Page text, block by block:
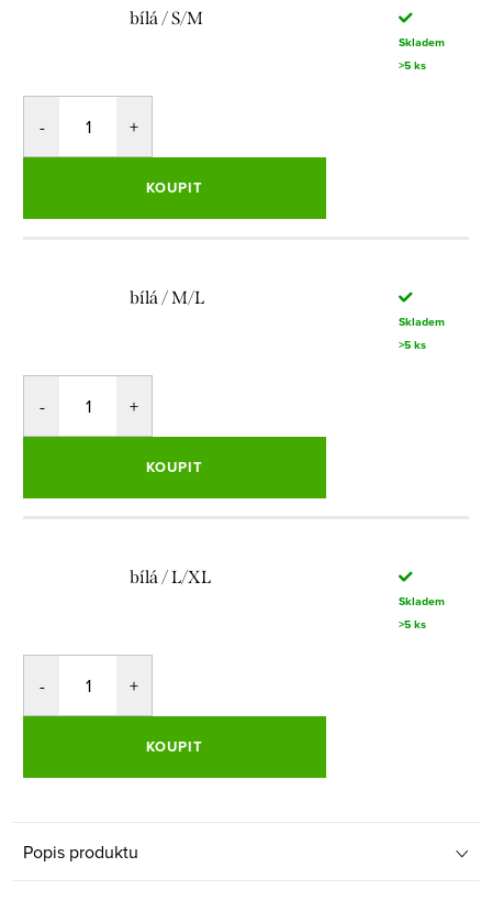
bílá / S/M
Skladem
>5 ks
KOUPIT
bílá / M/L
Skladem
>5 ks
KOUPIT
bílá / L/XL
Skladem
>5 ks
KOUPIT
Popis produktu